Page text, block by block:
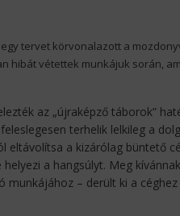
egy tervet körvonalazott a
hibát vétettek munkájuk során,
az „újraképző táborok”
terhelik lelkileg a
eltávolítsa a kizárólag büntető
a hangsúlyt. Meg
munkájához – derült ki a